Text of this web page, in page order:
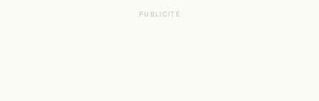
PUBLICITÉ